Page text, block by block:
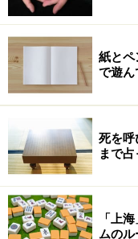
紙とペ
で遊ん
死を
まで
「上
ムのル